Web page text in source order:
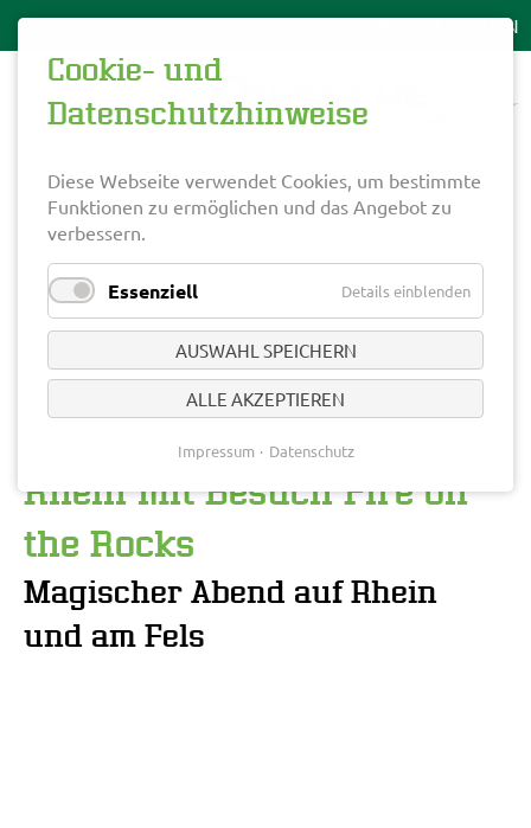
R(h)ein ins Feuerwerk –
Schifffahrt Stein am
Rhein mit Besuch Fire on
the Rocks
Magischer Abend auf Rhein
und am Fels
Cookie- und
Datenschutzhinweise
Diese Webseite verwendet Cookies, um bestimmte
Funktionen zu ermöglichen und das Angebot zu
verbessern.
Essenziell Details einblenden
AUSWAHL SPEICHERN
ALLE AKZEPTIEREN
Impressum Datenschutz